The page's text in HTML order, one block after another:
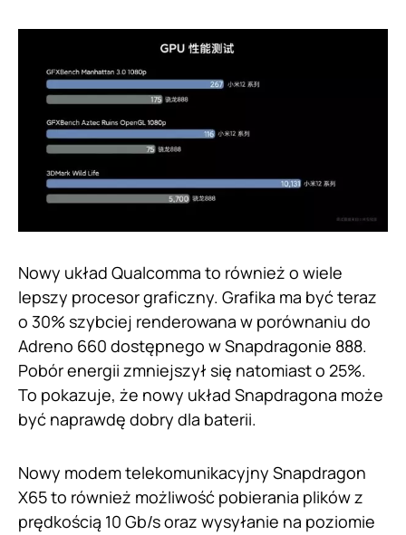
Nowy układ Qualcomma to również o wiele
lepszy procesor graficzny. Grafika ma być teraz
o 30% szybciej renderowana w porównaniu do
Adreno 660 dostępnego w Snapdragonie 888.
Pobór energii zmniejszył się natomiast o 25%.
To pokazuje, że nowy układ Snapdragona może
być naprawdę dobry dla baterii.
Nowy modem telekomunikacyjny Snapdragon
X65 to również możliwość pobierania plików z
prędkością 10 Gb/s oraz wysyłanie na poziomie